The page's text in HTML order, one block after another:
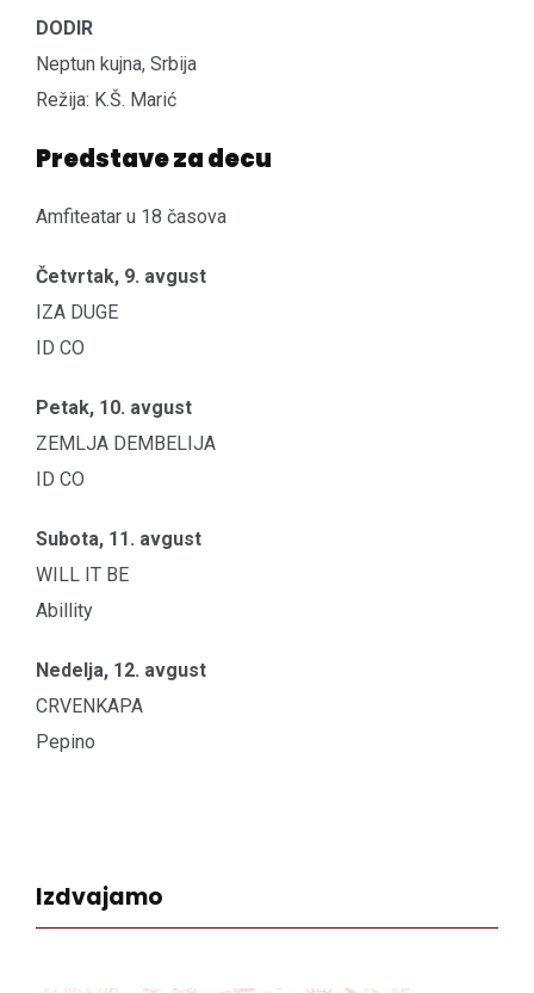
DODIR
Neptun kujna, Srbija
Režija: K.Š. Marić
Predstave za decu
Amfiteatar u 18 časova
Četvrtak, 9. avgust
IZA DUGE
ID CO
Petak, 10. avgust
ZEMLJA DEMBELIJA
ID CO
Subota, 11. avgust
WILL IT BE
Abillity
Nedelja, 12. avgust
CRVENKAPA
Pepino
Izdvajamo